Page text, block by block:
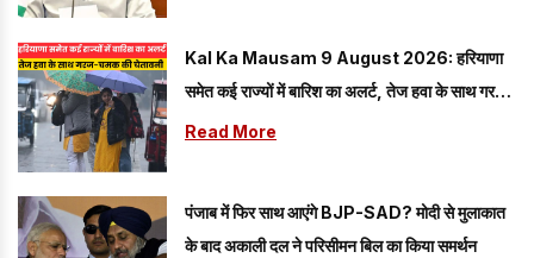
Kal Ka Mausam 9 August 2026: हरियाणा
समेत कई राज्यों में बारिश का अलर्ट, तेज हवा के साथ गरज-
चमक की चेतावनी
Read More
पंजाब में फिर साथ आएंगे BJP-SAD? मोदी से मुलाकात
के बाद अकाली दल ने परिसीमन बिल का किया समर्थन